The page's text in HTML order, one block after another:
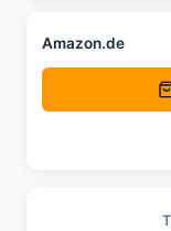
Amazon.de